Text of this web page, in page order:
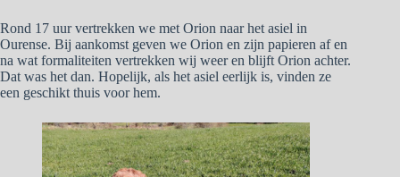
Rond 17 uur vertrekken we met Orion naar het asiel in
Ourense. Bij aankomst geven we Orion en zijn papieren af en
na wat formaliteiten vertrekken wij weer en blijft Orion achter.
Dat was het dan. Hopelijk, als het asiel eerlijk is, vinden ze
een geschikt thuis voor hem.